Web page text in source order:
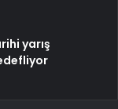
yarış